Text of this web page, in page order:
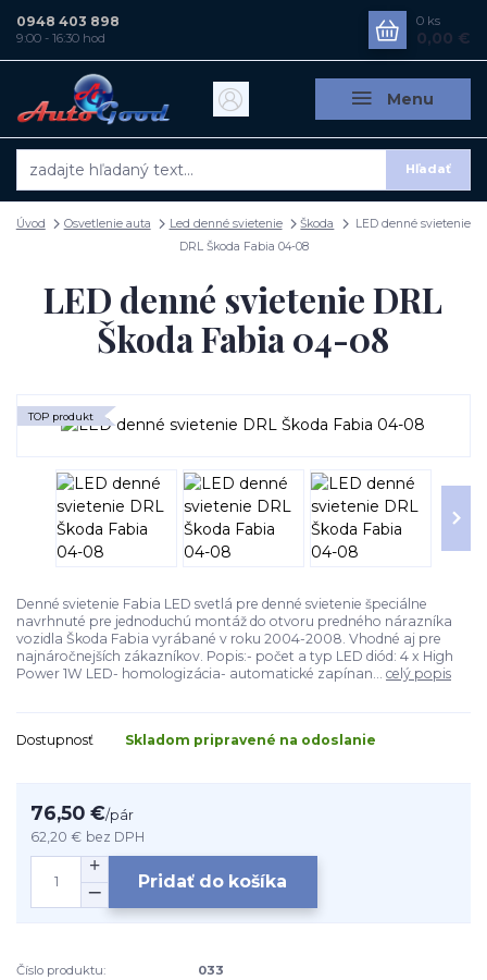
Menu
Hľadať
0948 403 898
9:00 - 16:30 hod
0 ks
0,00 €
Úvod Osvetlenie auta Led denné svietenie Škoda
LED denné svietenie
DRL Škoda Fabia 04-08
LED denné svietenie DRL
Škoda Fabia 04-08
TOP produkt
Denné svietenie Fabia LED svetlá pre denné svietenie špeciálne
navrhnuté pre jednoduchú montáž do otvoru predného nárazníka
vozidla Škoda Fabia vyrábané v roku 2004-2008. Vhodné aj pre
najnáročnejších zákazníkov. Popis:- počet a typ LED diód: 4 x High
Power 1W LED- homologizácia- automatické zapínan... celý popis
Dostupnosť Skladom pripravené na odoslanie
76,50 €/pár
62,20 € bez DPH
Pridať do košíka
Číslo produktu:
033